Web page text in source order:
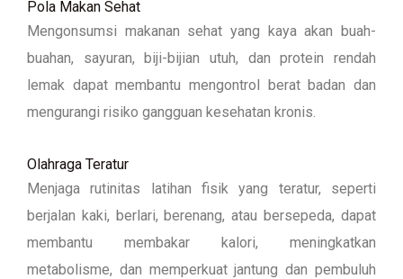
Pola Makan Sehat
Mengonsumsi makanan sehat yang kaya akan buah-
buahan, sayuran, biji-bijian utuh, dan protein rendah
lemak dapat membantu mengontrol berat badan dan
mengurangi risiko gangguan kesehatan kronis.
Olahraga Teratur
Menjaga rutinitas latihan fisik yang teratur, seperti
berjalan kaki, berlari, berenang, atau bersepeda, dapat
membantu membakar kalori, meningkatkan
metabolisme, dan memperkuat jantung dan pembuluh